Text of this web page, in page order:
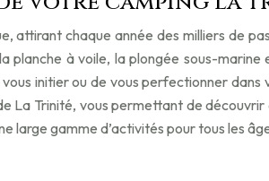
chaque année des milliers de
à voile, la plongée sous-marine
initier ou de vous perfectionner
La Trinité, vous permettant de
large gamme d’activités pour tous les